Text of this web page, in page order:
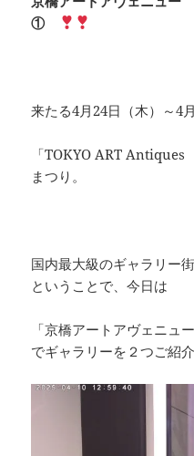
①
来たる4月24日（木）～4
「TOKYO ART
まつり。
国内最大級のギャラリー
ということで、今日は
「京橋アートアヴェニュ
でギャラリーを２つご紹介